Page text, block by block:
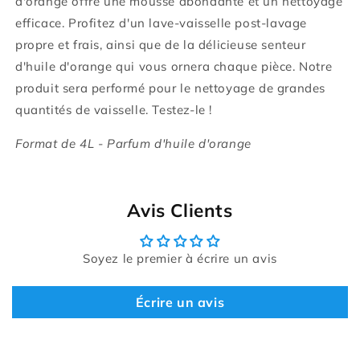
efficace. Profitez d'un lave-vaisselle post-lavage
propre et frais, ainsi que de la délicieuse senteur
d'huile d'orange qui vous ornera chaque pièce. Notre
produit sera performé pour le nettoyage de grandes
quantités de vaisselle. Testez-le !
Format de 4L - Parfum d'huile d'orange
Avis Clients
Soyez le premier à écrire un avis
Écrire un avis